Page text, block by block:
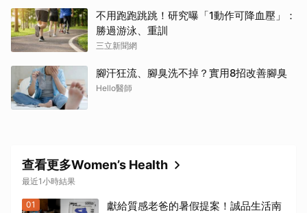
不用跑跑跳跳！研究曝「1動作可降血壓」：
勝過游泳、重訓
三立新聞網
腳汗狂流、腳臭洗不掉？實用8招改善腳臭
Hello醫師
查看更多Women’s Health
最近1小時結果
01
獻給質感老爸的暑假提案！誠品生活南